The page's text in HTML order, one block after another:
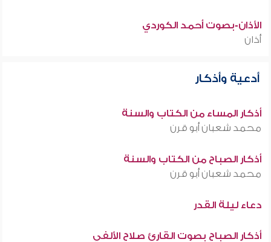
الأذان-بصوت أحمد الكوردي
أذان
أدعية وأذكار
أذكار المساء من الكتاب والسنة
محمد شعبان أبو قرن
أذكار الصباح من الكتاب والسنة
محمد شعبان أبو قرن
دعاء ليلة القدر
أذكار الصباح بصوت القارئ صلاح الألفي